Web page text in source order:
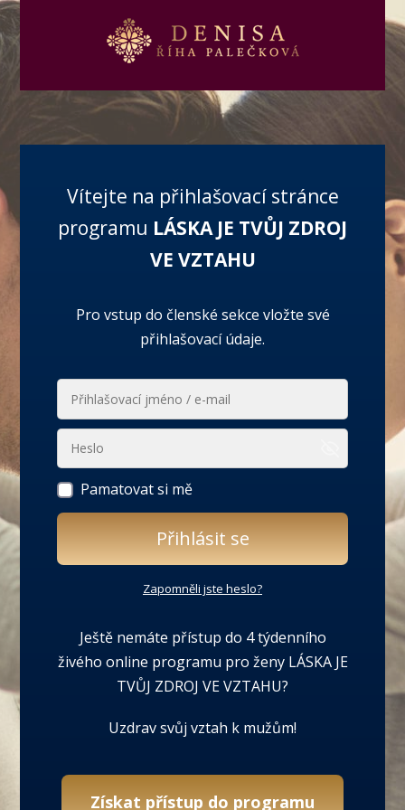
Vítejte na přihlašovací stránce
programu LÁSKA JE TVŮJ ZDROJ
VE VZTAHU
Pro vstup do členské sekce vložte své
přihlašovací údaje.
Pamatovat si mě
Přihlásit se
Zapomněli jste heslo?
Ještě nemáte přístup do 4 týdenního
živého online programu pro ženy LÁSKA JE
TVŮJ ZDROJ VE VZTAHU?
Uzdrav svůj vztah k mužům!
Získat přístup do programu